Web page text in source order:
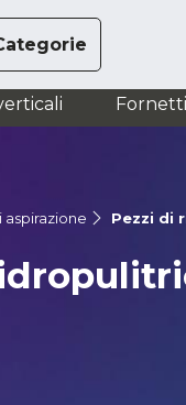
Fornetti
Pezzi di